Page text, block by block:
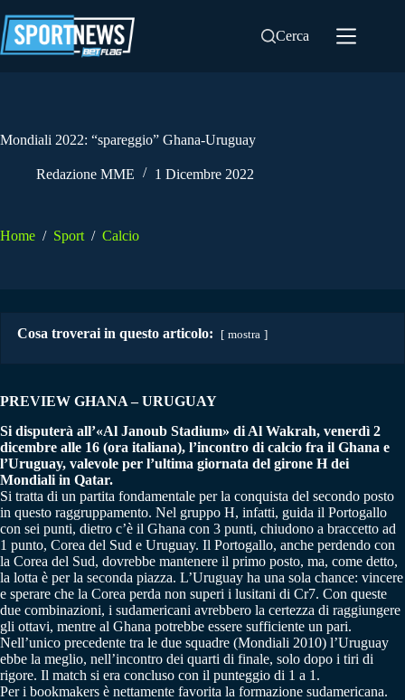
al
contenuto
Cerca
Mondiali 2022: “spareggio” Ghana-Uruguay
Redazione MME 1 Dicembre 2022
Home / Sport / Calcio
Cosa troverai in questo articolo: mostra
PREVIEW GHANA – URUGUAY
Si disputerà all’«Al Janoub Stadium» di Al Wakrah, venerdì 2
dicembre alle 16 (ora italiana), l’incontro di calcio fra il Ghana e
l’Uruguay, valevole per l’ultima giornata del girone H dei
Mondiali in Qatar.
Si tratta di un partita fondamentale per la conquista del secondo posto
in questo raggruppamento. Nel gruppo H, infatti, guida il Portogallo
con sei punti, dietro c’è il Ghana con 3 punti, chiudono a braccetto ad
1 punto, Corea del Sud e Uruguay. Il Portogallo, anche perdendo con
la Corea del Sud, dovrebbe mantenere il primo posto, ma, come detto,
la lotta è per la seconda piazza. L’Uruguay ha una sola chance: vincere
e sperare che la Corea perda non superi i lusitani di Cr7. Con queste
due combinazioni, i sudamericani avrebbero la certezza di raggiungere
gli ottavi, mentre al Ghana potrebbe essere sufficiente un pari.
Nell’unico precedente tra le due squadre (Mondiali 2010) l’Uruguay
ebbe la meglio, nell’incontro dei quarti di finale, solo dopo i tiri di
rigore. Il match si era concluso con il punteggio di 1 a 1.
Per i bookmakers è nettamente favorita la formazione sudamericana.